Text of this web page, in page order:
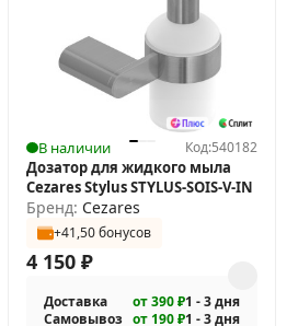
В наличии Код:540182
Дозатор для жидкого мыла
Cezares Stylus STYLUS-SOIS-V-IN
Бренд: Cezares
+41,50 бонусов
4 150₽
Доставка от 390 ₽1 - 3 дня
Самовывоз от 190 ₽1 - 3 дня